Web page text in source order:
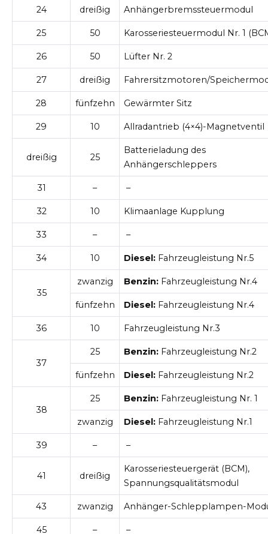
24 dreißig Anhängerbremssteuermodul
25 50 Karosseriesteuermodul Nr. 1
26 50 Lüfter Nr. 2
27 dreißig Fahrersitzmotoren/
28 fünfzehn Gewärmter Sitz
29 10 Allradantrieb (4×4)-Magnetventil
dreißig 25
Batterieladung des
Anhängerschleppers
31 – –
32 10 Klimaanlage Kupplung
33 – –
34 10 Diesel: Fahrzeugleistung Nr.5
35
zwanzig Benzin: Fahrzeugleistung Nr.4
fünfzehn Diesel: Fahrzeugleistung Nr.4
36 10 Fahrzeugleistung Nr.3
37
25 Benzin: Fahrzeugleistung Nr.2
fünfzehn Diesel: Fahrzeugleistung Nr.2
38
25 Benzin: Fahrzeugleistung Nr. 1
zwanzig Diesel: Fahrzeugleistung Nr.1
39 – –
41 dreißig
Karosseriesteuergerät (BCM),
Spannungsqualitätsmodul
43 zwanzig Anhänger-Schlepplampen-
45 – –